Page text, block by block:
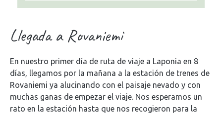
Llegada a Rovaniemi
En nuestro primer día de ruta de viaje a Laponia en 8
días, llegamos por la mañana a la estación de trenes de
Rovaniemi ya alucinando con el paisaje nevado y con
muchas ganas de empezar el viaje. Nos esperamos un
rato en la estación hasta que nos recogieron para la